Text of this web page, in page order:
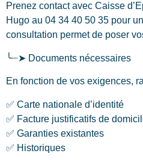
Prenez contact avec Caisse
Hugo au 04 34 40 50 35 pour
consultation permet de poser
╰┈➤ Documents nécessaires
En fonction de vos exigences,
✅ Carte nationale d’identité
✅ Facture justificatifs de
✅ Garanties existantes
✅ Historiques